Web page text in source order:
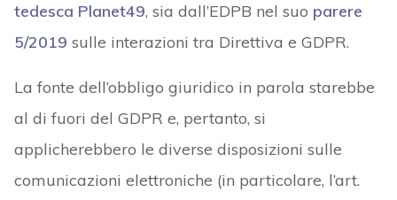
tedesca Planet49, sia dall’EDPB nel suo parere
5/2019 sulle interazioni tra Direttiva e GDPR.
La fonte dell’obbligo giuridico in parola starebbe
al di fuori del GDPR e, pertanto, si
applicherebbero le diverse disposizioni sulle
comunicazioni elettroniche (in particolare, l’art.